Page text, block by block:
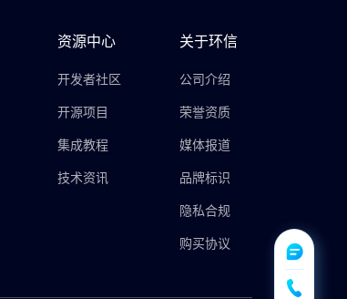
资源中心
开发者社区
开源项目
集成教程
技术资讯
关于环信
公司介绍
荣誉资质
媒体报道
品牌标识
隐私合规
购买协议